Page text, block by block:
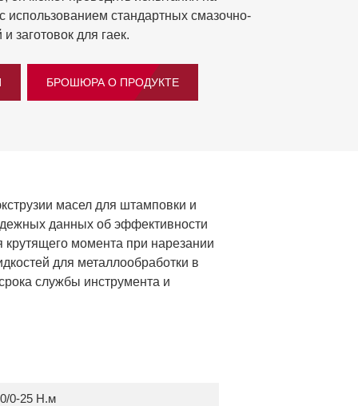
использованием стандартных смазочно-
заготовок для гаек.
БРОШЮРА О ПРОДУКТЕ
масел для штамповки и
данных об эффективности
момента при нарезании
для металлообработки в
службы инструмента и
0-25 Н.м